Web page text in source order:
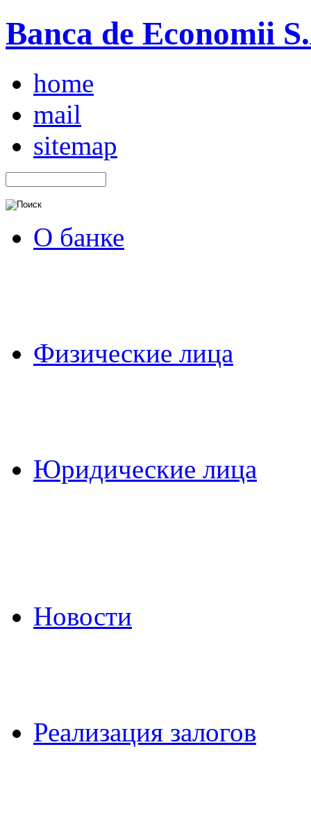
Banca de Economii
home
mail
sitemap
О банке
Физические лица
Юридические лица
Новости
Реализация залогов